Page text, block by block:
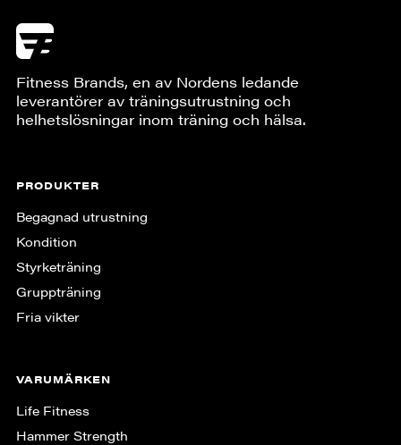
Fitness Brands, en av Nordens ledande
leverantörer av träningsutrustning och
helhetslösningar inom träning och hälsa.
PRODUKTER
Begagnad utrustning
Kondition
Styrketräning
Gruppträning
Fria vikter
VARUMÄRKEN
Life Fitness
Hammer Strength